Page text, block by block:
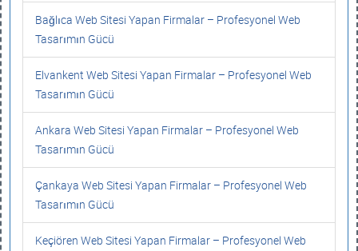
Bağlıca Web Sitesi Yapan Firmalar – Profesyonel Web
Tasarımın Gücü
Elvankent Web Sitesi Yapan Firmalar – Profesyonel Web
Tasarımın Gücü
Ankara Web Sitesi Yapan Firmalar – Profesyonel Web
Tasarımın Gücü
Çankaya Web Sitesi Yapan Firmalar – Profesyonel Web
Tasarımın Gücü
Keçiören Web Sitesi Yapan Firmalar – Profesyonel Web